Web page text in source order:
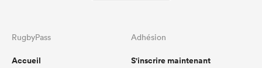
RugbyPass
Accueil
Adhésion
S'inscrire maintenant